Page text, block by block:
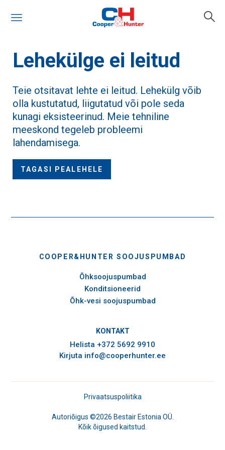
Lehekülge ei leitud
Teie otsitavat lehte ei leitud. Lehekülg võib
olla kustutatud, liigutatud või pole seda
kunagi eksisteerinud. Meie tehniline
meeskond tegeleb probleemi
lahendamisega.
TAGASI PEALEHELE
COOPER&HUNTER SOOJUSPUMBAD
Õhksoojuspumbad
Konditsioneerid
Õhk-vesi soojuspumbad
KONTAKT
Helista +372 5692 9910
Kirjuta info@cooperhunter.ee
Autoriõigus ©2026 Bestair Estonia OÜ.
Kõik õigused kaitstud.
Privaatsuspoliitika